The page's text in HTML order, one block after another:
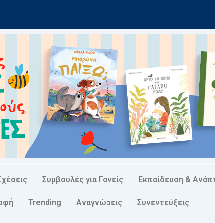
Συμβουλές για Γονείς Εκπαίδευση &
Trending Αναγνώσεις Συνεντεύξεις